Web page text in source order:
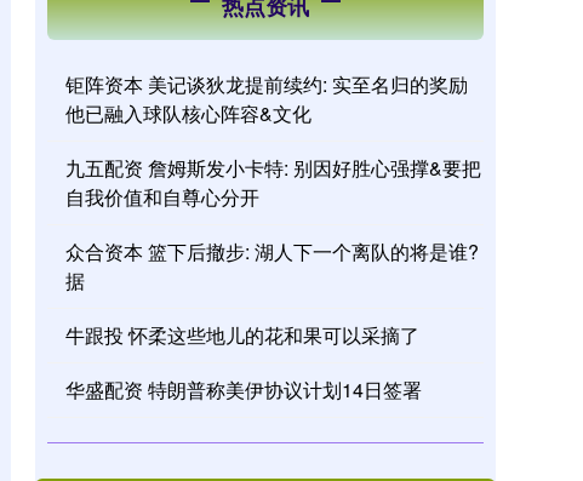
钜阵资本 美记谈狄龙提前续约: 实至名归的奖励
他已融入球队核心阵容&文化
九五配资 詹姆斯发小卡特: 别因好胜心强撑&要把
自我价值和自尊心分开
众合资本 篮下后撤步: 湖人下一个离队的将是谁?
据
牛跟投 怀柔这些地儿的花和果可以采摘了
华盛配资 特朗普称美伊协议计划14日签署